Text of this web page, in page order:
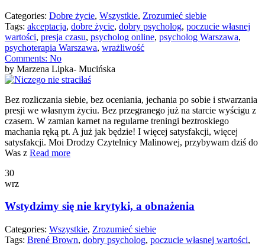
Categories: Dobre życie, Wszystkie, Zrozumieć siebie
Tags: akceptacja, dobre życie, dobry psycholog, poczucie własnej
wartości, presja czasu, psycholog online, psycholog Warszawa,
psychoterapia Warszawa, wrażliwość
Comments: No
by Marzena Lipka- Mucińska
Bez rozliczania siebie, bez oceniania, jechania po sobie i stwarzania
presji we własnym życiu. Bez przegranego już na starcie wyścigu z
czasem. W zamian karnet na regularne treningi beztroskiego
machania ręką pt. A już jak będzie! I więcej satysfakcji, więcej
satysfakcji. Moi Drodzy Czytelnicy Malinowej, przybywam dziś do
Was z Read more
30
wrz
Wstydzimy się nie krytyki, a obnażenia
Categories: Wszystkie, Zrozumieć siebie
Tags: Brené Brown, dobry psycholog, poczucie własnej wartości,